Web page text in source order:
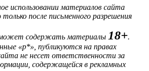
использовании материалов сайта
после письменного разрешения
содержать материалы 18+.
«р*», публикуются на правах
не несет ответственности за
содержащейся в рекламных